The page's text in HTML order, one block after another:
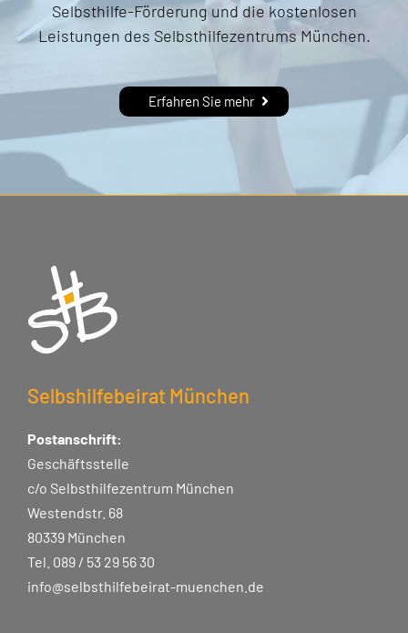
Selbsthilfe-Förderung und die kostenlosen
Leistungen des Selbsthilfezentrums München.
Erfahren Sie mehr
Selbshilfebeirat München
Postanschrift:
Geschäftsstelle
c/o Selbsthilfezentrum München
Westendstr. 68
80339 München
Tel. 089 / 53 29 56 30
info@selbsthilfebeirat-muenchen.de